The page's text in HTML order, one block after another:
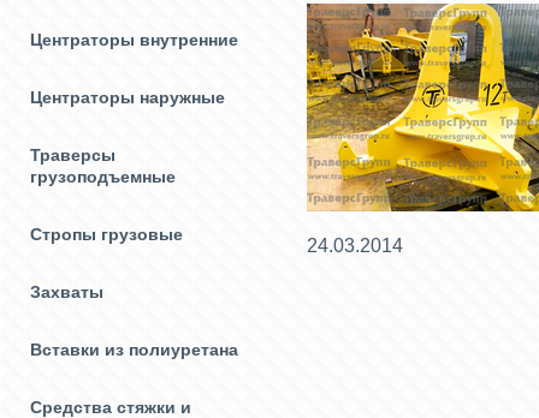
Центраторы внутренние
Центраторы наружные
Траверсы
грузоподъемные
Стропы грузовые
Захваты
Вставки из полиуретана
Средства стяжки и
24.03.2014